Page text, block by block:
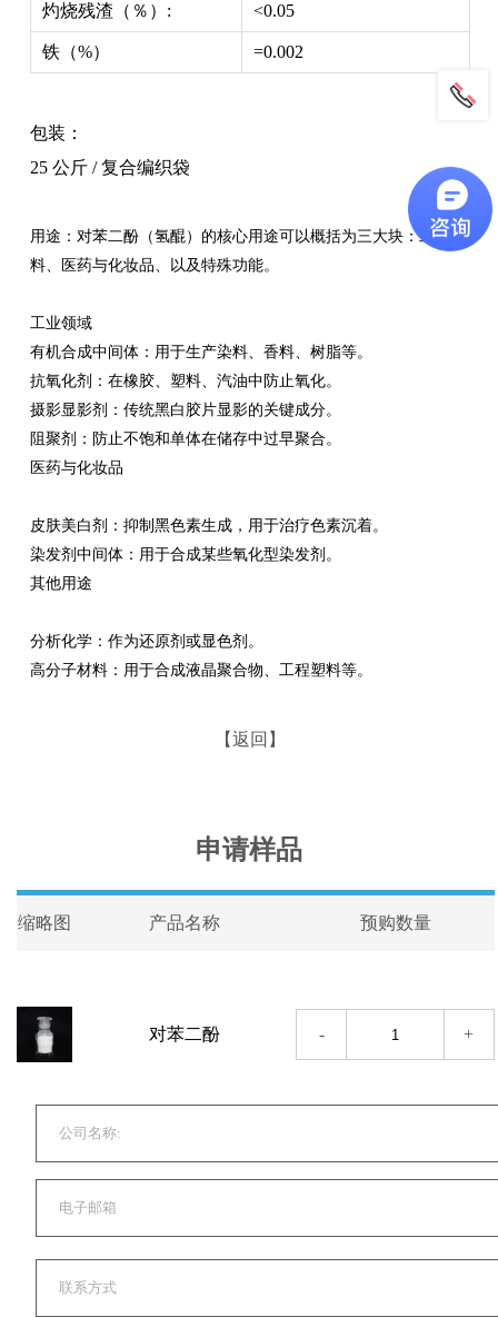
灼烧残渣（％）: <0.05
铁（%） =0.002
包装：
25 公斤 / 复合编织袋
用途：对苯二酚（氢醌）的核心用途可以概括为三大块：‌工业原
料、医药与化妆品、以及特殊功能‌。
工业领域
‌有机合成中间体‌：用于生产染料、香料、树脂等。
‌抗氧化剂‌：在橡胶、塑料、汽油中防止氧化。
‌摄影显影剂‌：传统黑白胶片显影的关键成分。
‌阻聚剂‌：防止不饱和单体在储存中过早聚合。
医药与化妆品
‌皮肤美白剂‌：抑制黑色素生成，用于治疗色素沉着。
‌染发剂中间体‌：用于合成某些氧化型染发剂。
其他用途
‌分析化学‌：作为还原剂或显色剂。
‌高分子材料‌：用于合成液晶聚合物、工程塑料等。
【返回】
申请样品
缩略图 产品名称 预购数量
- +